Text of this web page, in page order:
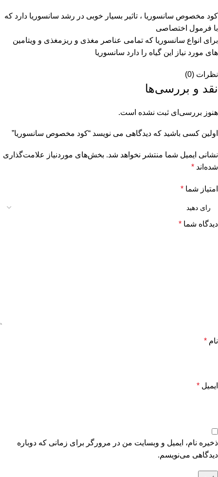
کود مخصوص سانسوریا ، تاثير بسيار خوبى در رشد سانسوريا دارد كه
با فرمول اختصاصى
براى انواع سانسوريا كه تمامى عناصر مغذى و ريزمغذى و ويتامين
هاى مورد نياز اين گياه را دارد سانسوريا
نظرات (0)
نقد و بررسی‌ها
هنوز بررسی‌ای ثبت نشده است.
اولین کسی باشید که دیدگاهی می نویسد “کود مخصوص سانسوریا”
نشانی ایمیل شما منتشر نخواهد شد. بخش‌های موردنیاز علامت‌گذاری
شده‌اند *
امتیاز شما *
دیدگاه شما *
نام *
ایمیل *
ذخیره نام، ایمیل و وبسایت من در مرورگر برای زمانی که دوباره
دیدگاهی می‌نویسم.